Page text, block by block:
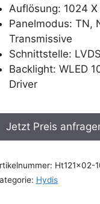
Auflösung: 1024
Panelmodus: TN,
Transmissive
Schnittstelle:
Backlight: WLED
Driver
Jetzt Preis
Ht121x02-
Hydis